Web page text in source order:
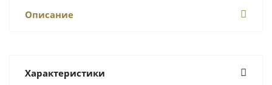
Описание
Характеристики